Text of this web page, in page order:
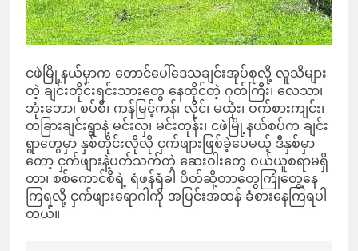
ငဖဲမြို့နယ်မှာက တောင်ပေါ်ဒေသချင်းအုပ်စုလို့ လူသိများ
တဲ့ ချင်းတိုင်းရင်းသားတွေ နေထိုင်တဲ့ ဂုတ်ကြီး၊ လေသာ၊
ဘုံးဘော၊ စပ်စီ၊ ကန်မြင့်ကန်၊ လိုင်၊ မထုံး၊ ဝက်စားကျင်း၊
တခြားချင်းရွာနဲ့ မင်းလှ၊ မင်းတုန်း၊ ငဖဲမြို့နယ်စပ်က ချင်း
ရွာတွေမှာ နှစ်တိုင်းလိုလို ငှက်ဖျားဖြစ်ခဲ့ပေမယ့် ဒီနှစ်မှာ
တော့ ငှက်ဖျားနဲ့ပတ်သက်တဲ့ ဆေးဝါးတွေ ဝယ်ယူစရာမရှိ
တာ၊ စစ်ကောင်စီရဲ့ ရံဖန်ရံခါ ပိတ်ဆို့တာတွေကြုံတွေ့နေ
ကြရလို့ ငှက်ဖျားရောဂါကို အပြင်းအထန် ခံစားနေကြရပါ
တယ်။